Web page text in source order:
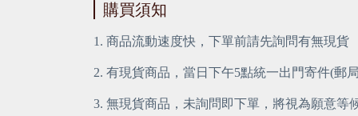
購買須知
1. 商品流動速度快，下單前請先詢問有無現貨
2. 有現貨商品，當日下午5點統一出門寄件(郵
3. 無現貨商品，未詢問即下單，將視為願意等